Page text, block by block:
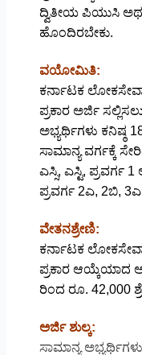
ದ್ವಿತೀಯ ಪಿಯುಸಿ
ಹೊಂದಿರಬೇಕು.
ವಯೋಮಿತಿ:
ಕರ್ನಾಟಕ
ಪ್ರಕಾರ ಅರ್ಜಿ
ಅಭ್ಯರ್ಥಿಗಳು ಕನಿಷ್ಠ
ಸಾಮಾನ್ಯ ವರ್ಗಕ್ಕೆ
ಎಸ್ಸಿ, ಎಸ್ಟಿ, ಪ್ರವರ್ಗ
ಪ್ರವರ್ಗ 2ಎ, 2ಬಿ,
ವೇತನಶ್ರೇಣಿ:
ಕರ್ನಾಟಕ
ಪ್ರಕಾರ ಆಯ್ಕೆಯಾದ
ರಿಂದ ರೂ. 42,000
ಅರ್ಜಿ ಶುಲ್ಕ:
ಸಾಮಾನ್ಯ